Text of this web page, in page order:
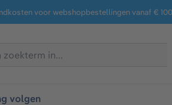
voor webshopbestellingen vanaf €
volgen